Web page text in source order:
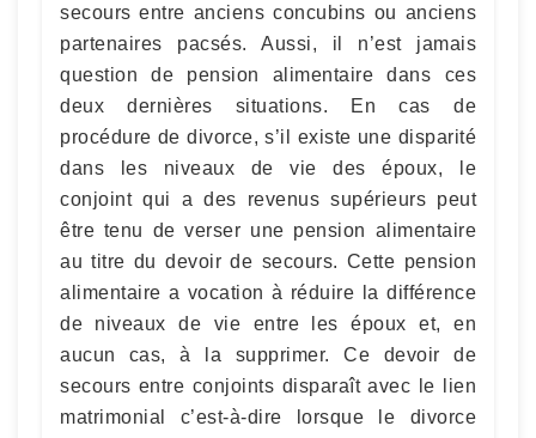
secours entre anciens concubins ou anciens
partenaires pacsés. Aussi, il n’est jamais
question de pension alimentaire dans ces
deux dernières situations. En cas de
procédure de divorce, s’il existe une disparité
dans les niveaux de vie des époux, le
conjoint qui a des revenus supérieurs peut
être tenu de verser une pension alimentaire
au titre du devoir de secours. Cette pension
alimentaire a vocation à réduire la différence
de niveaux de vie entre les époux et, en
aucun cas, à la supprimer. Ce devoir de
secours entre conjoints disparaît avec le lien
matrimonial c’est-à-dire lorsque le divorce